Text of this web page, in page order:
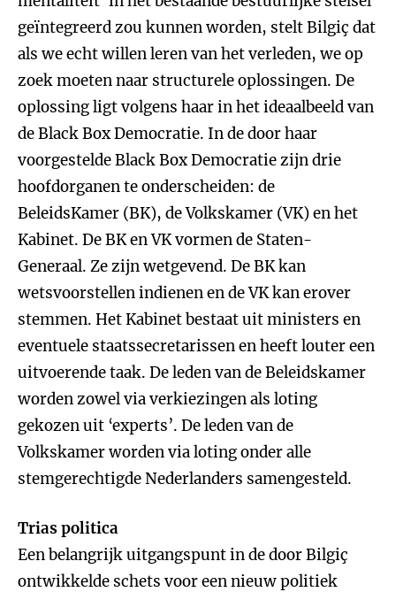
geïntegreerd zou kunnen worden, stelt Bilgiç dat
als we echt willen leren van het verleden, we op
zoek moeten naar structurele oplossingen. De
oplossing ligt volgens haar in het ideaalbeeld van
de Black Box Democratie. In de door haar
voorgestelde Black Box Democratie zijn drie
hoofdorganen te onderscheiden: de
BeleidsKamer (BK), de Volkskamer (VK) en het
Kabinet. De BK en VK vormen de Staten-
Generaal. Ze zijn wetgevend. De BK kan
wetsvoorstellen indienen en de VK kan erover
stemmen. Het Kabinet bestaat uit ministers en
eventuele staatssecretarissen en heeft louter een
uitvoerende taak. De leden van de Beleidskamer
worden zowel via verkiezingen als loting
gekozen uit ‘experts’. De leden van de
Volkskamer worden via loting onder alle
stemgerechtigde Nederlanders samengesteld.
Trias politica
Een belangrijk uitgangspunt in de door Bilgiç
ontwikkelde schets voor een nieuw politiek